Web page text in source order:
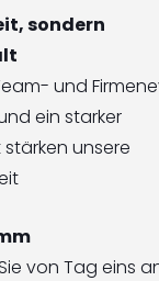
sondern
und
ein starker
unsere
von Tag eins